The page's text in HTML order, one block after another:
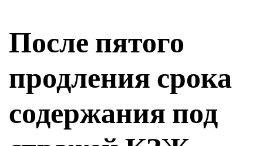
После пятого
продления срока
содержания под